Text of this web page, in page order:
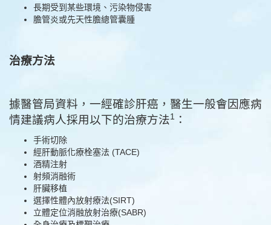
膽管炎或先天性膽總管囊腫
情建議病人採用以下的治療方法 1：
手術切除
經肝動脈化療栓塞法 (TACE)
酒精注射
射頻消融術
肝臟移植
選擇性體內放射療法(SIRT)
立體定位消融放射治療(SABR)
全身治療及標靶治療